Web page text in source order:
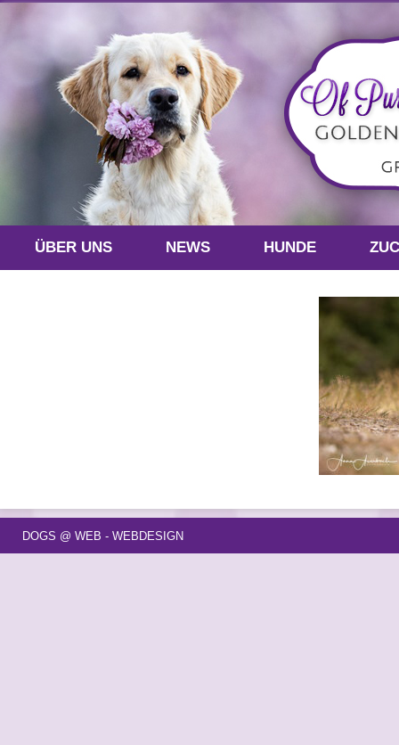
ÜBER UNS NEWS HUNDE
DOGS @ WEB - WEBDESIGN